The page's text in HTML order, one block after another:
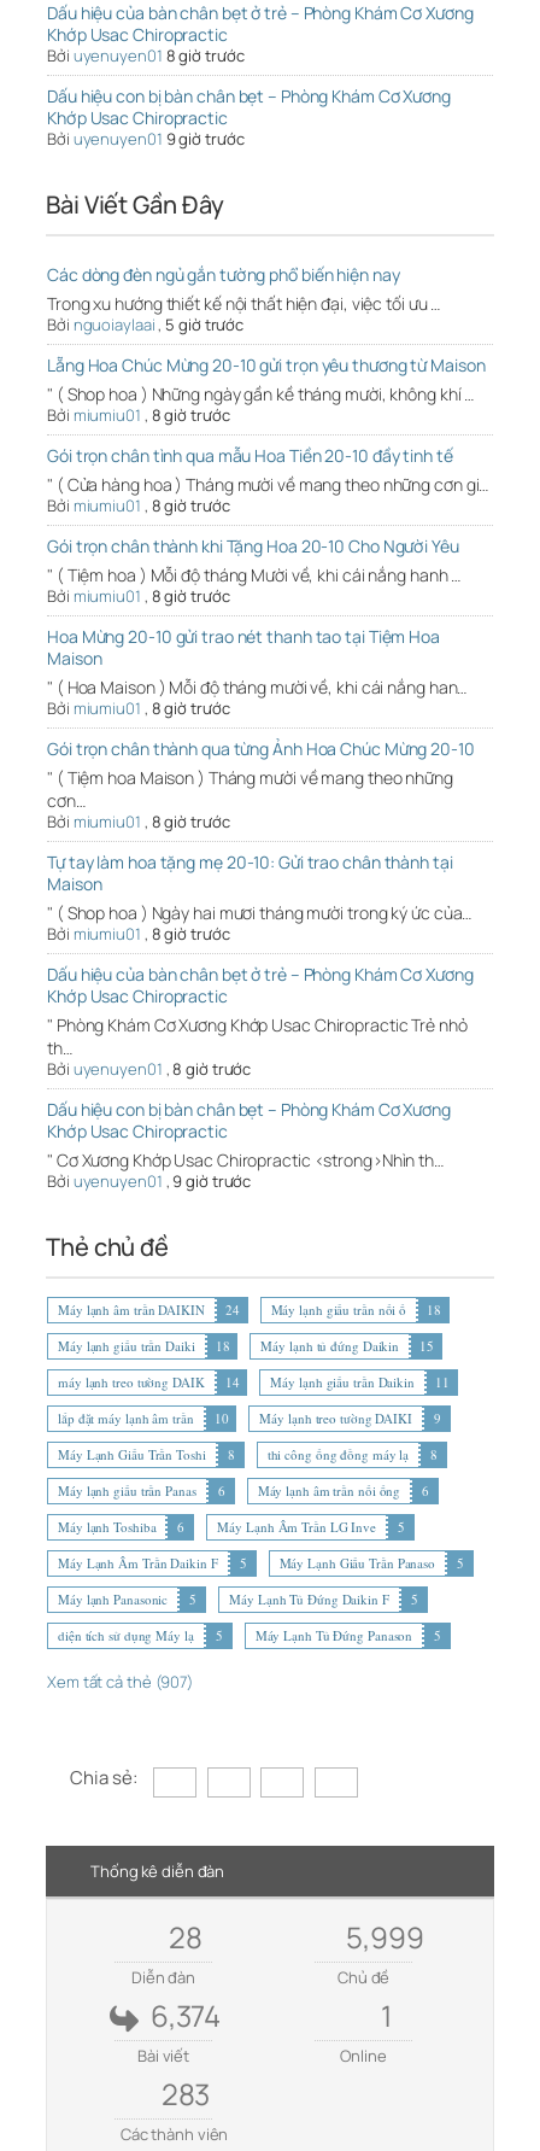
Dấu hiệu của bàn chân bẹt ở trẻ – Phòng Khám Cơ Xương
Khớp Usac Chiropractic
Bởi uyenuyen01 8 giờ trước
Dấu hiệu con bị bàn chân bẹt – Phòng Khám Cơ Xương
Khớp Usac Chiropractic
Bởi uyenuyen01 9 giờ trước
Bài Viết Gần Đây
Các dòng đèn ngủ gắn tường phổ biến hiện nay
Trong xu hướng thiết kế nội thất hiện đại, việc tối ưu …
Bởi nguoiaylaai, 5 giờ trước
Lẵng Hoa Chúc Mừng 20-10 gửi trọn yêu thương từ Maison
" ( Shop hoa ) Những ngày gần kề tháng mười, không khí …
Bởi miumiu01 , 8 giờ trước
Gói trọn chân tình qua mẫu Hoa Tiền 20-10 đầy tinh tế
" ( Cửa hàng hoa ) Tháng mười về mang theo những cơn gi…
Bởi miumiu01 , 8 giờ trước
Gói trọn chân thành khi Tặng Hoa 20-10 Cho Người Yêu
" ( Tiệm hoa ) Mỗi độ tháng Mười về, khi cái nắng hanh …
Bởi miumiu01 , 8 giờ trước
Hoa Mừng 20-10 gửi trao nét thanh tao tại Tiệm Hoa
Maison
" ( Hoa Maison ) Mỗi độ tháng mười về, khi cái nắng han…
Bởi miumiu01 , 8 giờ trước
Gói trọn chân thành qua từng Ảnh Hoa Chúc Mừng 20-10
" ( Tiệm hoa Maison ) Tháng mười về mang theo những
cơn…
Bởi miumiu01 , 8 giờ trước
Tự tay làm hoa tặng mẹ 20-10: Gửi trao chân thành tại
Maison
" ( Shop hoa ) Ngày hai mươi tháng mười trong ký ức của…
Bởi miumiu01 , 8 giờ trước
Dấu hiệu của bàn chân bẹt ở trẻ – Phòng Khám Cơ Xương
Khớp Usac Chiropractic
" Phòng Khám Cơ Xương Khớp Usac Chiropractic Trẻ nhỏ
th…
Bởi uyenuyen01 ,8 giờ trước
Dấu hiệu con bị bàn chân bẹt – Phòng Khám Cơ Xương
Khớp Usac Chiropractic
" Cơ Xương Khớp Usac Chiropractic <strong>Nhìn th…
Bởi uyenuyen01 ,9 giờ trước
Thẻ chủ đề
Máy lạnh âm trần DAIKIN 24 Máy lạnh giấu trần nối ố
18
Máy lạnh giấu trần Daiki
18 Máy lạnh tủ đứng Daikin
15
máy lạnh treo tường DAIK
14 Máy lạnh giấu trần Daikin
11
lắp đặt máy lạnh âm trần
10 Máy lạnh treo tường DAIKI
9
Máy Lạnh Giấu Trần Toshi
8 thi công ống đồng máy lạ
8
Máy lạnh giấu trần Panas
6 Máy lạnh âm trần nối ống
6
Máy lạnh Toshiba
6 Máy Lạnh Âm Trần LG Inve
5
Máy Lạnh Âm Trần Daikin F
5 Máy Lạnh Giấu Trần Panaso
5
Máy lạnh Panasonic
5 Máy Lạnh Tủ Đứng Daikin F
5
diện tích sử dụng Máy lạ
5 Máy Lạnh Tủ Đứng Panason 5
Xem tất cả thẻ (907)
Chia sẻ:
Thống kê diễn đàn
28
Diễn đàn
5,999
Chủ đề
6,374
Bài viết
1
Online
283
Các thành viên